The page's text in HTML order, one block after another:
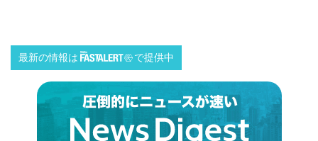
最新の情報は で提供中